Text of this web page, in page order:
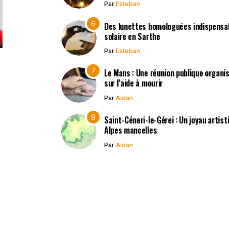
Par Esteban
Des lunettes homologuées
solaire en Sarthe
Par Esteban
Le Mans : Une réunion publique
sur l’aide à mourir
Par Aidan
Saint-Céneri-le-Gérei : Un joyau
Alpes mancelles
Par Aidan